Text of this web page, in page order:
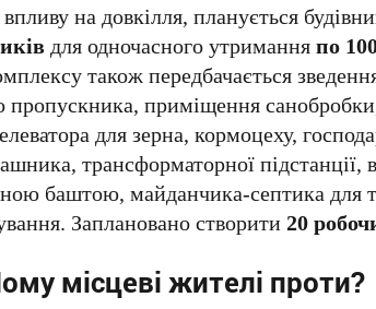
впливу на довкілля, планується
для одночасного утриманняпо
також передбачається
пропускника, приміщення
для зерна, кормоцеху,
трансформаторної підстанції,
баштою, майданчика-септика для
Заплановано створити20
місцеві жителі проти?